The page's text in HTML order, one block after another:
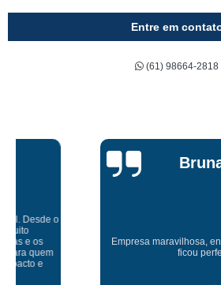
Entre em
(61) 98664-2818
Bruna Eduarda
Empresa maravilhosa, entregue antes do
ficou perfeita, indico de